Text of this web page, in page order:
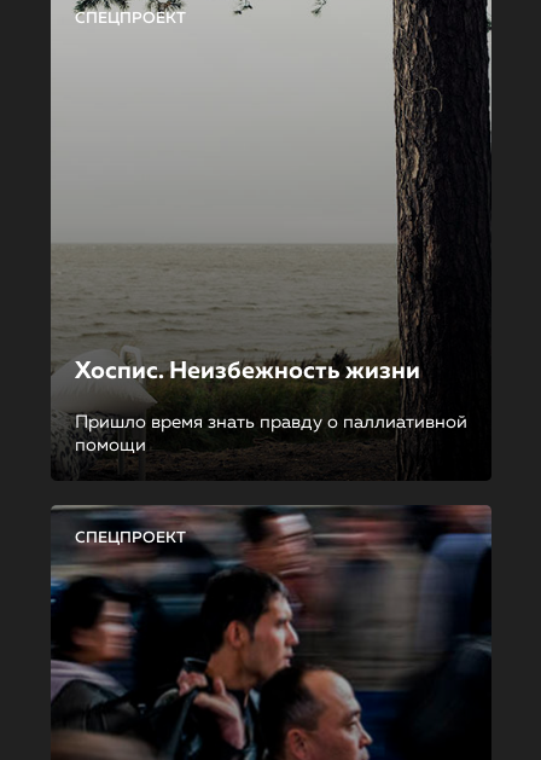
СПЕЦПРОЕКТ
Хоспис. Неизбежность жизни
Пришло время знать правду о паллиативной
помощи
СПЕЦПРОЕКТ